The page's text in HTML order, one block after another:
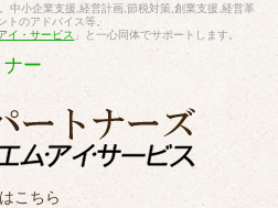
中小企業支援,経営計画,節税対策,創業支援,経営革
トのアドバイス等。
イ・サービス 」と一心同体でサポートします。
ー
こちら